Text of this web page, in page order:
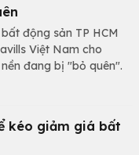
động sản TP HCM
Việt Nam cho
đang bị "bỏ quên".
kéo giảm giá bất